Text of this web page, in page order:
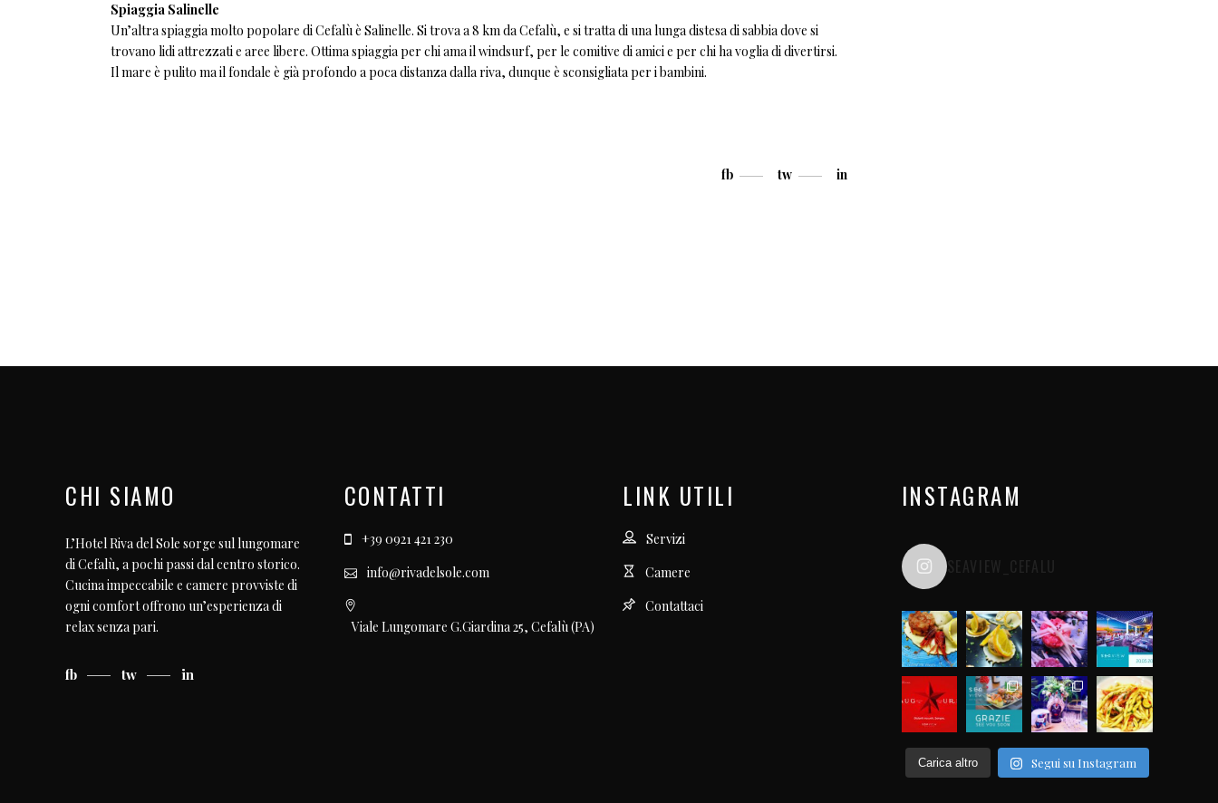
Spiaggia Salinelle
Un’altra spiaggia molto popolare di Cefalù è Salinelle. Si trova a 8 km da Cefalù, e si tratta di una lunga distesa di sabbia dove si
trovano lidi attrezzati e aree libere. Ottima spiaggia per chi ama il windsurf, per le comitive di amici e per chi ha voglia di divertirsi.
Il mare è pulito ma il fondale è già profondo a poca distanza dalla riva, dunque è sconsigliata per i bambini.
fb tw in
CHI SIAMO
L’Hotel Riva del Sole sorge sul lungomare
di Cefalù, a pochi passi dal centro storico.
Cucina impeccabile e camere provviste di
ogni comfort offrono un’esperienza di
relax senza pari.
fb tw in
CONTATTI
+39 0921 421 230
info@rivadelsole.com
Viale Lungomare G.Giardina 25, Cefalù (PA)
LINK UTILI
Servizi
Camere
Contattaci
INSTAGRAM
SEAVIEW_CEFALU
Carica altro Segui su Instagram